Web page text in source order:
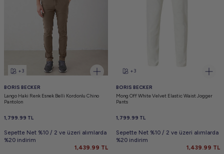
+3
BORIS BECKER
Lango Haki Renk Esnek Belli Kordonlu Chino
Pantolon
1,799.99 TL
Sepette Net %10 / 2 ve üzeri alımlarda
%20 indirim
1,439.99 TL
+3
BORIS BECKER
Mong Off White Velvet Elastic Waist Jogger
Pants
1,799.99 TL
Sepette Net %10 / 2 ve üzeri alımlarda
%20 indirim
1,439.99 TL